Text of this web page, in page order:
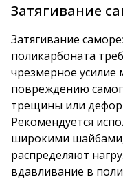
Затягивание
Затягивание
поликарбоната
чрезмерное усилие
повреждению
трещины или
Рекомендуется
широкими
распределяют
вдавливание в